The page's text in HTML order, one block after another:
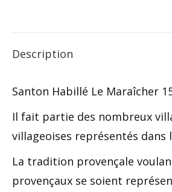
X
FacebookPinterestLinkedIn
Description
Santon Habillé Le Maraîcher
Il fait partie des nombreux
villageoises représentés dans
La tradition provençale
provençaux se soient